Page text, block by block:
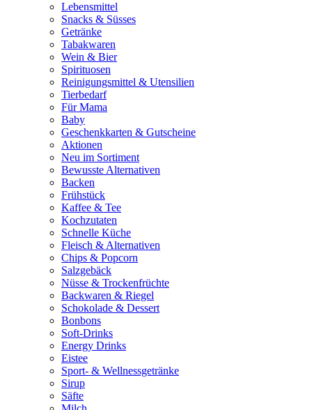
Lebensmittel
Snacks & Süsses
Getränke
Tabakwaren
Wein & Bier
Spirituosen
Reinigungsmittel & Utensilien
Tierbedarf
Für Mama
Baby
Geschenkkarten & Gutscheine
Aktionen
Neu im Sortiment
Bewusste Alternativen
Backen
Frühstück
Kaffee & Tee
Kochzutaten
Schnelle Küche
Fleisch & Alternativen
Chips & Popcorn
Salzgebäck
Nüsse & Trockenfrüchte
Backwaren & Riegel
Schokolade & Dessert
Bonbons
Soft-Drinks
Energy Drinks
Eistee
Sport- & Wellnessgetränke
Sirup
Säfte